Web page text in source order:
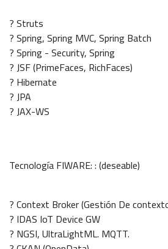
? Struts
? Spring, Spring MVC, Spring Batch
? Spring - Security, Spring
? JSF (PrimeFaces, RichFaces)
? Hibernate
? JPA
? JAX-WS
Tecnología FIWARE: : (deseable)
? Context Broker (Gestión De
? IDAS IoT Device GW
? NGSI, UltraLightML. MQTT.